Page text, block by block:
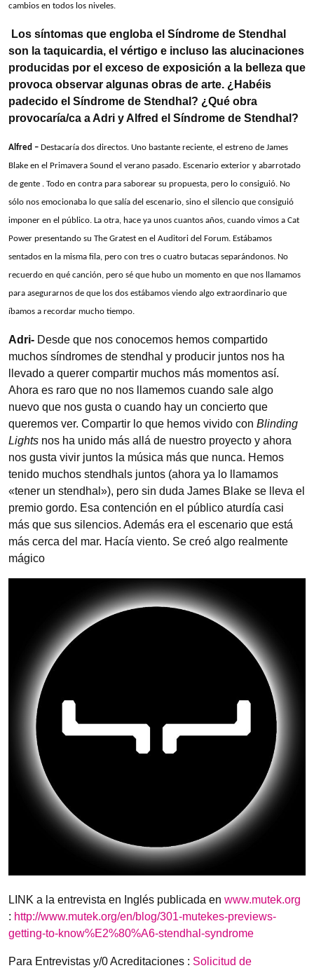
cambios en todos los niveles.
Los síntomas que engloba el Síndrome de Stendhal
son la taquicardia, el vértigo e incluso las alucinaciones
producidas por el exceso de exposición a la belleza que
provoca observar algunas obras de arte. ¿Habéis
padecido el Síndrome de Stendhal? ¿Qué obra
provocaría/ca a Adri y Alfred el Síndrome de Stendhal?
Alfred – Destacaría dos directos. Uno bastante reciente, el estreno de James
Blake en el Primavera Sound el verano pasado. Escenario exterior y abarrotado
de gente . Todo en contra para saborear su propuesta, pero lo consiguió. No
sólo nos emocionaba lo que salía del escenario, sino el silencio que consiguió
imponer en el público. La otra, hace ya unos cuantos años, cuando vimos a Cat
Power presentando su The Gratest en el Auditori del Forum. Estábamos
sentados en la misma fila, pero con tres o cuatro butacas separándonos. No
recuerdo en qué canción, pero sé que hubo un momento en que nos llamamos
para asegurarnos de que los dos estábamos viendo algo extraordinario que
íbamos a recordar mucho tiempo.
Adri- Desde que nos conocemos hemos compartido
muchos síndromes de stendhal y producir juntos nos ha
llevado a querer compartir muchos más momentos así.
Ahora es raro que no nos llamemos cuando sale algo
nuevo que nos gusta o cuando hay un concierto que
queremos ver. Compartir lo que hemos vivido con Blinding
Lights nos ha unido más allá de nuestro proyecto y ahora
nos gusta vivir juntos la música más que nunca. Hemos
tenido muchos stendhals juntos (ahora ya lo llamamos
«tener un stendhal»), pero sin duda James Blake se lleva el
premio gordo. Esa contención en el público aturdía casi
más que sus silencios. Además era el escenario que está
más cerca del mar. Hacía viento. Se creó algo realmente
mágico
LINK a la entrevista en Inglés publicada en www.mutek.org
: http://www.mutek.org/en/blog/301-mutekes-previews-
getting-to-know%E2%80%A6-stendhal-syndrome
Para Entrevistas y/0 Acreditaciones : Solicitud de